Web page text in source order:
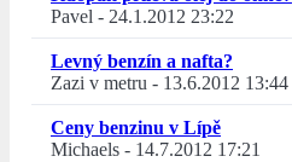
Pavel - 24.1.2012 23:22
Levný benzín a nafta?
Zazi v metru - 13.6.2012 13:44
Ceny benzinu v Lípě
Michaels - 14.7.2012 17:21